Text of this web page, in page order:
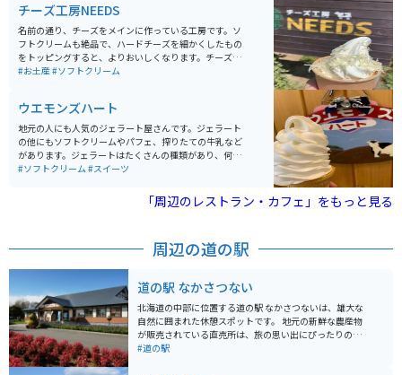
しく食べてもおいしい料理を提供してくれます。
チーズ工房NEEDS
名前の通り、チーズをメインに作っている工房です。ソ
フトクリームも絶品で、ハードチーズを細かくしたもの
をトッピングすると、よりおいしくなります。チーズ好
きにはたまらない場所です。モッツァレラチーズなど定
す。店外の休憩スペースには大きな木があったりと、十
勝の自然を感じることができます。晴れている日には、
暖かく気持ちの良い風が吹く外でソフトクリームを味わ
ってみてください。菅田将暉さん、小松菜奈さん主演の
映画『糸』のロケ地としても有名で、ファンの方ならよ
#お土産#ソフトクリーム
ウエモンズハート
地元の人にも人気のジェラート屋さんです。ジェラート
の他にもソフトクリームやパフェ、搾りたての牛乳など
があります。ジェラートはたくさんの種類があり、何度
も行って食べたくなります。店外は開放感があるため、
寄るのも良いです。カップアイスとして他店で販売もさ
#ソフトクリーム#スイーツ
「周辺のレストラン・カフェ」をもっと見る
周辺の道の駅
道の駅 なかさつない
北海道の中部に位置する道の駅 なかさつないは、雄大な
自然に囲まれた休憩スポットです。 地元の新鮮な農産物
が販売されている直売所は、旅の思い出にぴったりのお
土産探しにも最適です。 特に、北海道を代表する農産物
#道の駅